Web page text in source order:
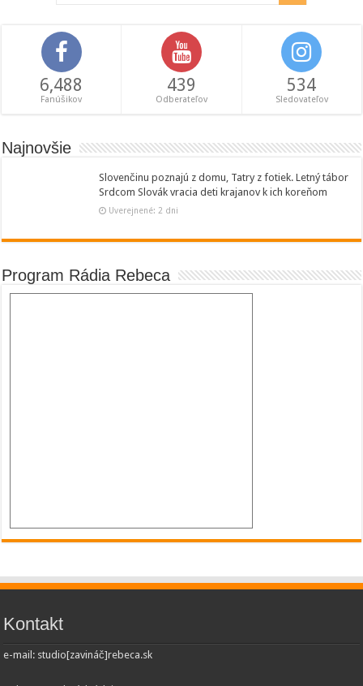
6,488
Fanúšikov
439
Odberateľov
534
Sledovateľov
Najnovšie
Slovenčinu poznajú z domu, Tatry z fotiek. Letný tábor
Srdcom Slovák vracia deti krajanov k ich koreňom
Uverejnené: 2 dni
Program Rádia Rebeca
Kontakt
e-mail: studio[zavináč]rebeca.sk